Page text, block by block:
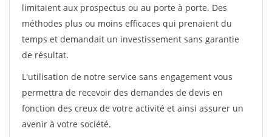
limitaient aux prospectus ou au porte à porte. Des
méthodes plus ou moins efficaces qui prenaient du
temps et demandait un investissement sans garantie
de résultat.
L'utilisation de notre service sans engagement vous
permettra de recevoir des demandes de devis en
fonction des creux de votre activité et ainsi assurer un
avenir à votre société.